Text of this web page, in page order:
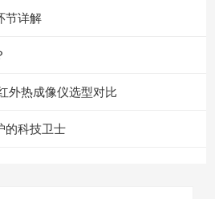
节详解
外热成像仪选型对比
的科技卫士